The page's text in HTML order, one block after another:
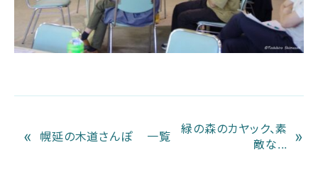
« 幌延の木道さんぽ 一覧
緑の森のカヤック、素
敵な...
»